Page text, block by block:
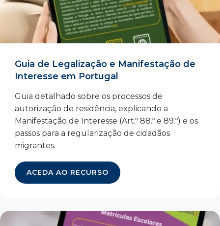
Guia de Legalização e Manifestação de
Interesse em Portugal
Guia detalhado sobre os processos de
autorização de residência, explicando a
Manifestação de Interesse (Art.º 88.º e 89.º) e os
passos para a regularização de cidadãos
migrantes.
ACEDA AO RECURSO